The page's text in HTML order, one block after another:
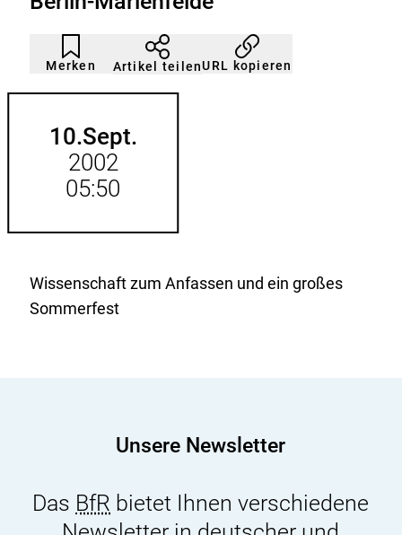
Merken
Artikel
nicht
gemerkt
Durch
Klicken
der
Artikel teilenURL kopieren
10.Sept.
2002
05:50
Wissenschaft zum Anfassen und ein großes
Sommerfest
Unsere Newsletter
Das BfR bietet Ihnen verschiedene